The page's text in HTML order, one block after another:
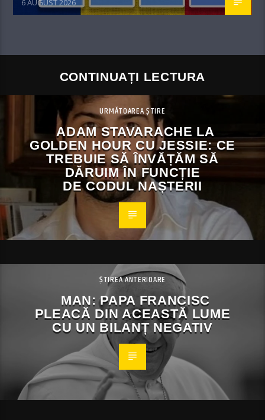
6 AUGUST 2026
CONTINUAȚI LECTURA
URMĂTOAREA ȘTIRE
ADAM STAVARACHE LA
GOLDEN HOUR CU JESSIE: CE
TREBUIE SĂ ÎNVĂȚĂM SĂ
DĂRUIM ÎN FUNCȚIE
DE CODUL NAȘTERII
ȘTIREA ANTERIOARE
MAN: PAPA FRANCISC
PLEACĂ DIN ACEASTĂ LUME
CU UN BILANȚ NEGATIV